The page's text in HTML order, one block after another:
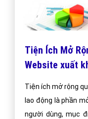
Tiện Ích Mở
Website xuất
Tiện ích mở rộng
lao động là phần
người dùng, mục